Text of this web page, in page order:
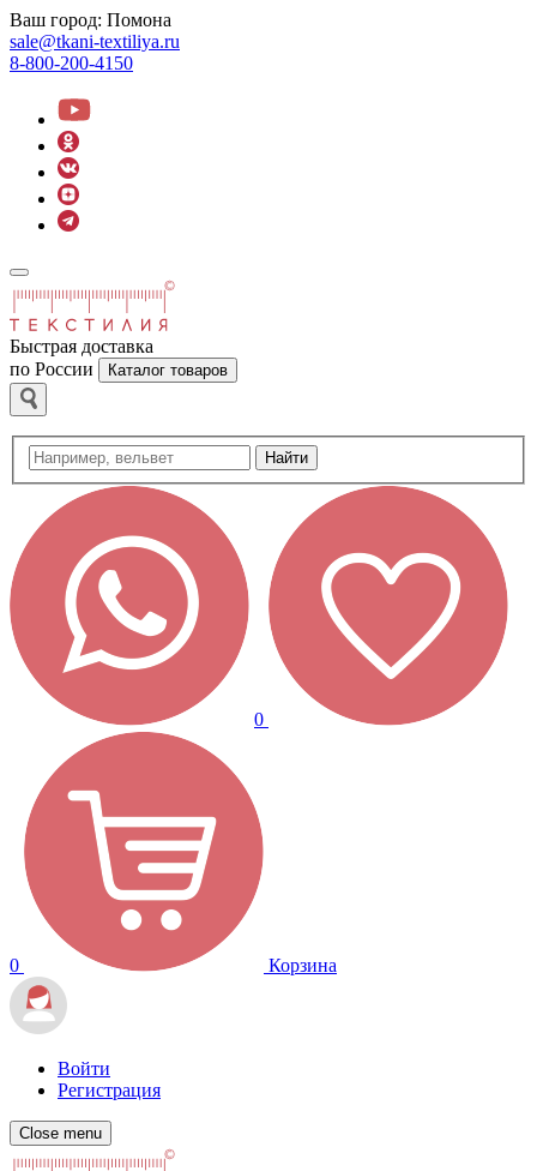
Ваш город: Помона
sale@tkani-textiliya.ru
8-800-200-4150
Быстрая доставка
по России
Каталог товаров
Найти
0
0 Корзина
Войти
Регистрация
Close menu